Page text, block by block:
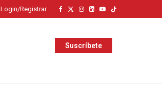
Login/Registrar
Suscríbete